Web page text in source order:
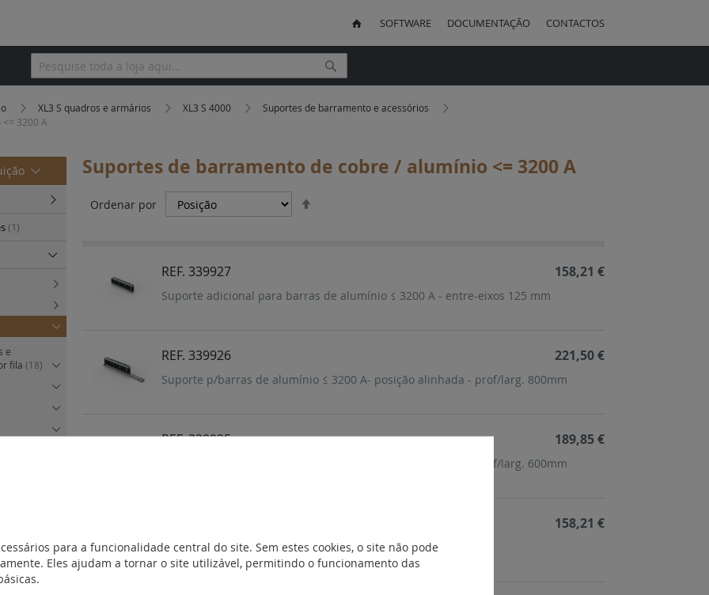
SOFTWARE DOCUMENTAÇÃO CONTACTOS
Pesquisa Pesquisa
XL3 S quadros e armários XL3 S 4000
Suportes de barramento e acessórios
3200 A
Suportes de barramento de cobre / alumínio <= 3200 A
Ordenar por
REF. 339927
Suporte adicional para barras de alumínio ≤ 3200 A - entre-eixos 125 mm
158,21 €
REF. 339926
Suporte p/barras de alumínio ≤ 3200 A- posição alinhada - prof/larg. 800mm
221,50 €
REF. 339925
Suporte p/barras de alumínio ≤ 3200 A- posição alinhada - prof/larg. 600mm
189,85 €
Suporte adicional p/barras de cobre/alumínio ≤ 3200 A
158,21 €
(1)
e
fila (18)
em platina
IS 250 em
630 em
IS 630 em
para a funcionalidade central do site. Sem estes cookies, o site não pode
Eles ajudam a tornar o site utilizável, permitindo o funcionamento das